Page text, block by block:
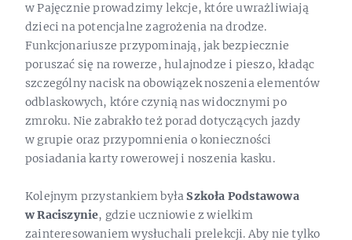
w Pajęcznie prowadzimy lekcje, które uwrażliwiają
dzieci na potencjalne zagrożenia na drodze.
Funkcjonariusze przypominają, jak bezpiecznie
poruszać się na rowerze, hulajnodze i pieszo, kładąc
szczególny nacisk na obowiązek noszenia elementów
odblaskowych, które czynią nas widocznymi po
zmroku. Nie zabrakło też porad dotyczących jazdy
w grupie oraz przypomnienia o konieczności
posiadania karty rowerowej i noszenia kasku.
Kolejnym przystankiem byłaSzkoła Podstawowa
w Raciszynie, gdzie uczniowie z wielkim
zainteresowaniem wysłuchali prelekcji. Aby nie tylko